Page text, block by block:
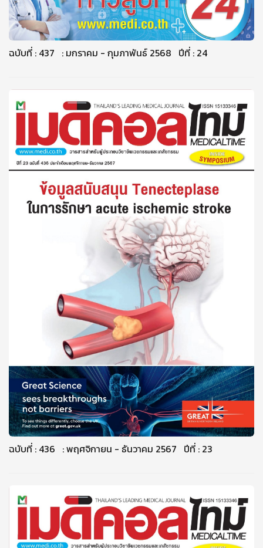
ฉบับที่ : 437 : มกราคม - กุมภาพันธ์ 2568 ปีที่ : 24
ฉบับที่ : 436 : พฤศจิกายน - ธันวาคม 2567 ปีที่ : 23